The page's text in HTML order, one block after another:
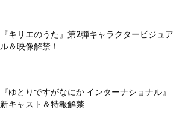
『キリエのうた』第2弾キャラクタービジュア
ル＆映像解禁！
『ゆとりですがなにか インターナショナル』
新キャスト＆特報解禁